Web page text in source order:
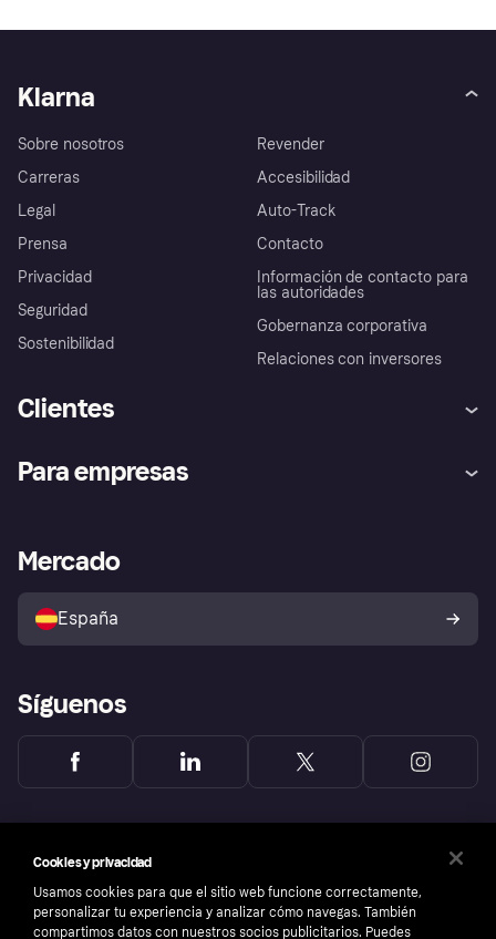
Klarna
Sobre nosotros
Carreras
Legal
Prensa
Privacidad
Seguridad
Sostenibilidad
Revender
Accesibilidad
Auto-Track
Contacto
Información de contacto para
las autoridades
Gobernanza corporativa
Relaciones con inversores
Clientes
Inicio de sesión
Directorio de tiendas
Política de protección al
comprador de Klarna
Reclamaciones
Para empresas
Acceso empresas
Mercado
España
Síguenos
Cookies y privacidad
Usamos cookies para que el sitio web funcione correctamente,
personalizar tu experiencia y analizar cómo navegas. También
compartimos datos con nuestros socios publicitarios. Puedes